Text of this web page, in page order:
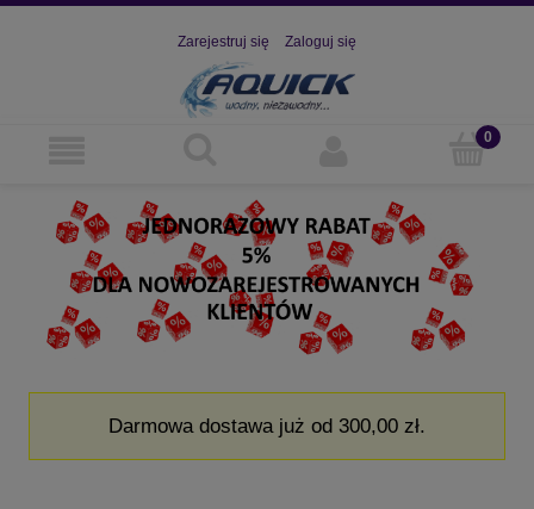
Zarejestruj się Zaloguj się
Darmowa dostawa już od 300,00 zł.